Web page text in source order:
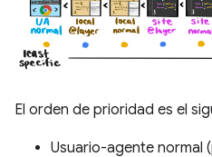
El orden de prioridad es el
Usuario-agente normal